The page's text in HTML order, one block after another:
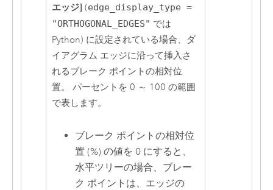
エッジ] (edge_display_type =
"ORTHOGONAL_EDGES" では
Python) に設定されている場合、ダ
イアグラム エッジに沿って挿入さ
れるブレーク ポイントの相対位
置。 パーセントを 0 ～ 100 の範囲
で表します。
ブレーク ポイントの相対位
置 (%) の値を 0 にすると、
水平ツリーの場合、ブレー
ク ポイントは、エッジの